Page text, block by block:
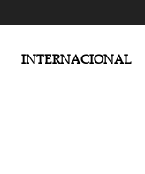
INTERNACIONAL